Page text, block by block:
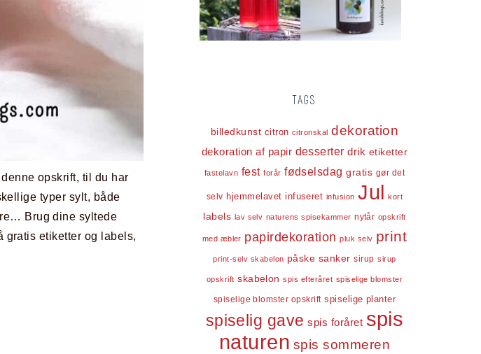
opskrift, til du har
typer sylt, både
Brug dine syltede
etiketter og labels,
TAGS
billedkunst citron citronskal dekoration
dekoration af papir desserter drik etiketter
fastelavn fest forår fødselsdag gratis gør det
selv hjemmelavet infuseret infusion Jul kort
labels lav selv naturens spisekammer nytår opskrift
med æbler papirdekoration pluk selv print
print-selv skabelon påske sanker sirup sirup
opskrift skabelon spis efteråret spiselige blomster
spiselige blomster opskrift spiselige planter
spiselig gave spis foråret spis
naturen spis sommeren